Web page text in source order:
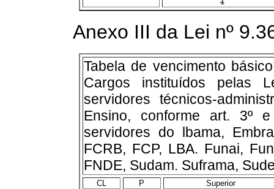
Anexo III da Lei nº
Tabela de vencimento
Cargos instituídos pelas
servidores técnicos-
Ensino, conforme art. 3º
servidores do lbama,
FCRB, FCP, LBA. Funai,
FNDE, Sudam. Suframa,
CL P
Superior